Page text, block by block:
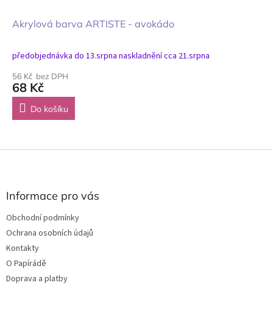
Akrylová barva ARTISTE - avokádo
předobjednávka do 13.srpna naskladnění cca 21.srpna
56 Kč bez DPH
68 Kč
Do košíku
Z
Informace pro vás
Obchodní podmínky
Ochrana osobních údajů
Kontakty
O Papírádě
Doprava a platby